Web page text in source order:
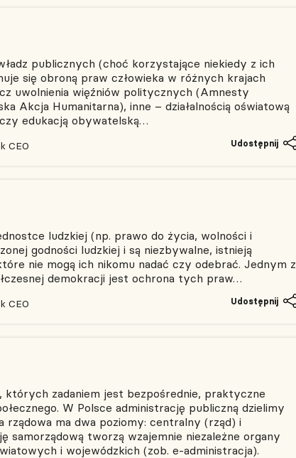
publicznych (choć korzystające niekiedy z ich
się obroną praw człowieka w różnych krajach
uwolnienia więźniów politycznych (Amnesty
Akcja Humanitarna), inne – działalnością oświatową
edukacją obywatelską…
CEO Udostępnij
ludzkiej (np. prawo do życia, wolności i
godności ludzkiej i są niezbywalne, istnieją
nie mogą ich nikomu nadać czy odebrać. Jednym z
demokracji jest ochrona tych praw…
CEO Udostępnij
zadaniem jest bezpośrednie, praktyczne
W Polsce administrację publiczną dzielimy
rządowa ma dwa poziomy: centralny (rząd) i
samorządową tworzą wzajemnie niezależne organy
i wojewódzkich (zob. e-administracja).